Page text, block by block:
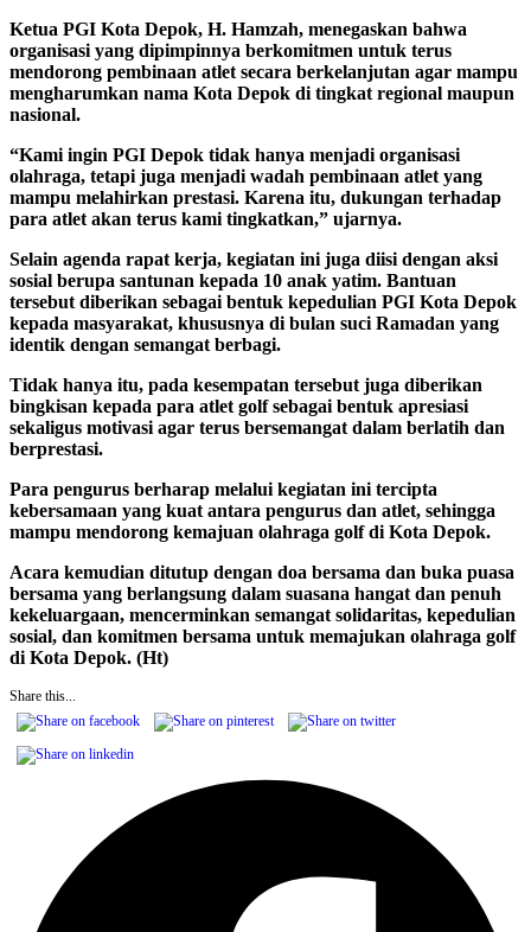
Ketua PGI Kota Depok, H. Hamzah, menegaskan bahwa
organisasi yang dipimpinnya berkomitmen untuk terus
mendorong pembinaan atlet secara berkelanjutan agar mampu
mengharumkan nama Kota Depok di tingkat regional maupun
nasional.
“Kami ingin PGI Depok tidak hanya menjadi organisasi
olahraga, tetapi juga menjadi wadah pembinaan atlet yang
mampu melahirkan prestasi. Karena itu, dukungan terhadap
para atlet akan terus kami tingkatkan,” ujarnya.
Selain agenda rapat kerja, kegiatan ini juga diisi dengan aksi
sosial berupa santunan kepada 10 anak yatim. Bantuan
tersebut diberikan sebagai bentuk kepedulian PGI Kota Depok
kepada masyarakat, khususnya di bulan suci Ramadan yang
identik dengan semangat berbagi.
Tidak hanya itu, pada kesempatan tersebut juga diberikan
bingkisan kepada para atlet golf sebagai bentuk apresiasi
sekaligus motivasi agar terus bersemangat dalam berlatih dan
berprestasi.
Para pengurus berharap melalui kegiatan ini tercipta
kebersamaan yang kuat antara pengurus dan atlet, sehingga
mampu mendorong kemajuan olahraga golf di Kota Depok.
Acara kemudian ditutup dengan doa bersama dan buka puasa
bersama yang berlangsung dalam suasana hangat dan penuh
kekeluargaan, mencerminkan semangat solidaritas, kepedulian
sosial, dan komitmen bersama untuk memajukan olahraga golf
di Kota Depok. (Ht)
Share this...